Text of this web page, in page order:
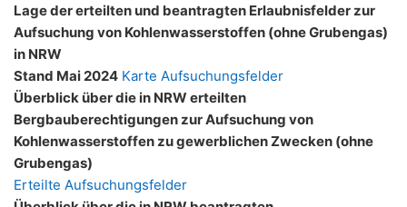
Lage der erteilten und beantragten Erlaubnisfelder zur
Aufsuchung von Kohlenwasserstoffen (ohne Grubengas)
in NRW
Stand Mai 2024 Karte Aufsuchungsfelder
Überblick über die in NRW erteilten
Bergbauberechtigungen zur Aufsuchung von
Kohlenwasserstoffen zu gewerblichen Zwecken (ohne
Grubengas)
Erteilte Aufsuchungsfelder